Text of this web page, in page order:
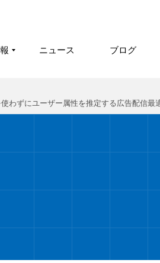
ニュース ブログ
ずにユーザー属性を推定する広告配信